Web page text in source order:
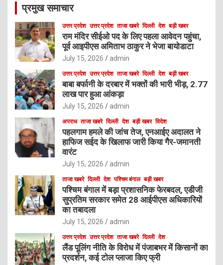
प्रमुख समाचार
उत्तर प्रदेश उत्तर प्रदेश ताजा खबरे दिल्ली देश बड़ी खबर
राम मंदिर सीईओ पद के लिए पहला आवेदन पहुंचा,
पूर्व आइपीएस अमिताभ ठाकुर ने भेजा बायोडाटा
July 15, 2026 admin
उत्तर प्रदेश उत्तर प्रदेश ताजा खबरे दिल्ली देश बड़ी खबर
बाबा बर्फानी के दरबार में भक्तों की भारी भीड़, 2.77
लाख पार हुआ आंकड़ा
July 15, 2026 admin
अपराध ताजा खबरे दिल्ली देश बड़ी खबर विदेश
पहलगाम हमले की जांच तेज, एनआईए अदालत ने
हाफिज सईद के खिलाफ जारी किया गैर-जमानती
वारंट
July 15, 2026 admin
ताजा खबरे दिल्ली देश पश्चिम बंगाल बड़ी खबर
पश्चिम बंगाल में बड़ा प्रशासनिक फेरबदल, एडीजी
सुप्रतिम सरकार समेत 28 आईपीएस अधिकारियों
का तबादला
July 15, 2026 admin
उत्तर प्रदेश उत्तर प्रदेश ताजा खबरे दिल्ली देश
लैंड पूलिंग नीति के विरोध में पंजाबभर में किसानों का
प्रदर्शन, कई टोल प्लाजा किए फ्री